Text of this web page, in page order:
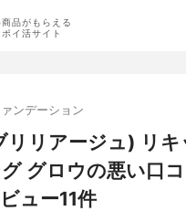
品がもらえる
イ活サイト
ンデーション
リリアージュ) リ
グロウの悪い口
ュー11件